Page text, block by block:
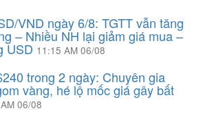
VND ngày 6/8: TGTT vẫn tăng
– Nhiều NH lại giảm giá mua –
USD 11:15 AM 06/08
trong 2 ngày: Chuyên gia
vàng, hé lộ mốc giá gây bất
06/08